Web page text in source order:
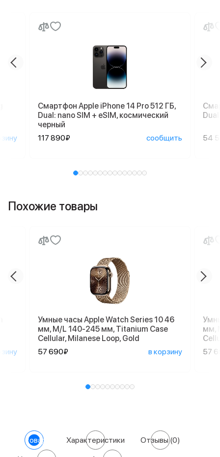
Смартфон Apple iPhone 14 Pro 512 ГБ,
Dual: nano SIM + eSIM, космический
черный
117 890₽
сообщить 54
Похожие товары
Умные часы Apple Watch Series 10 46
мм, M/L 140-245 мм, Titanium Case
Cellular, Milanese Loop, Gold
57 690₽
в корзину
мм,
57
О товаре Характеристики Отзывы(0)